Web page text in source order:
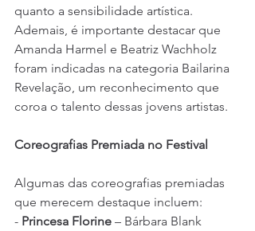
quanto a sensibilidade artística.
Ademais, é importante destacar que
Amanda Harmel e Beatriz Wachholz
foram indicadas na categoria Bailarina
Revelação, um reconhecimento que
coroa o talento dessas jovens artistas.
Coreografias Premiada no Festival
Algumas das coreografias premiadas
que merecem destaque incluem:
- Princesa Florine – Bárbara Blank